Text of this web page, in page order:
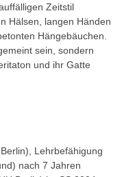
Zeitstil
Hälsen, langen Händen
Hängebäuchen.
sein, sondern
und ihr Gatte
Lehrbefähigung
nach 7 Jahren